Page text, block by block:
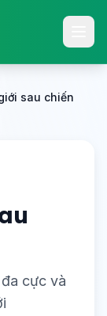
sau chiến
cực và